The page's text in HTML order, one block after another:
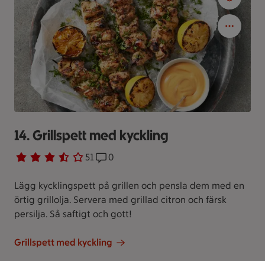
14. Grillspett med kyckling
Betyg 3.2 av 5. 51
51 personer har röstatReceptet har 0 kommentarer
0
Lägg kycklingspett på grillen och pensla dem med en
örtig grillolja. Servera med grillad citron och färsk
persilja. Så saftigt och gott!
Grillspett med kyckling